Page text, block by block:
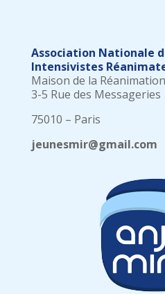
Association Nationale
Intensivistes
Maison de la Réanimation
3-5 Rue des Messageries
75010 – Paris
jeunesmir@gmail.com